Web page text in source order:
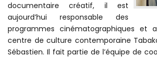
documentaire créatif, il est
aujourd’hui responsable des
programmes cinématographiques et
centre de culture contemporaine
Sébastien. Il fait partie de l’équipe de